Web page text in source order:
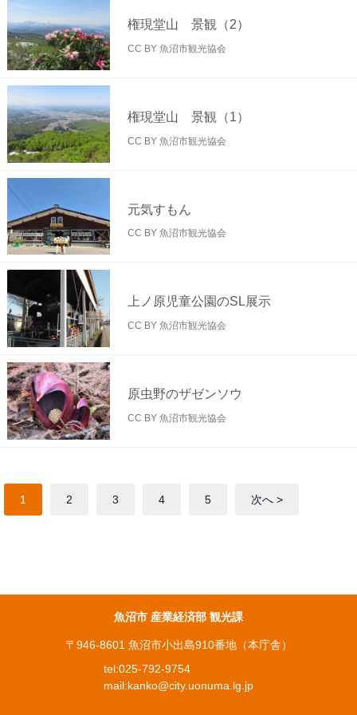
権現堂山 景観（2）
CC BY 魚沼市観光協会
権現堂山 景観（1）
CC BY 魚沼市観光協会
元気すもん
CC BY 魚沼市観光協会
上ノ原児童公園のSL展示
CC BY 魚沼市観光協会
原虫野のザゼンソウ
CC BY 魚沼市観光協会
1 2 3 4 5 次へ
魚沼市 産業経済部 観光課
〒946-8601 魚沼市小出島910番地（本庁舎）
tel:025-792-9754
mail:kanko@city.uonuma.lg.jp